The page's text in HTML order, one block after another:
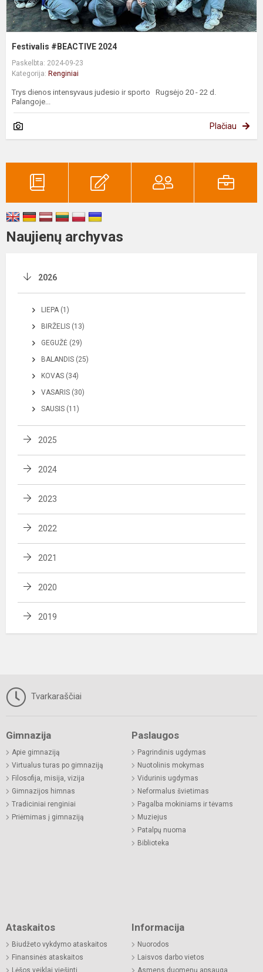
Festivalis #BEACTIVE 2024
Paskelbta: 2024-09-23
Kategorija: Renginiai
Trys dienos intensyvaus judesio ir sporto Rugsėjo 20 - 22 d.
Palangoje...
Plačiau
Naujienų archyvas
2026
LIEPA (1)
BIRŽELIS (13)
GEGUŽĖ (29)
BALANDIS (25)
KOVAS (34)
VASARIS (30)
SAUSIS (11)
2025
2024
2023
2022
2021
2020
2019
Tvarkaraščiai
Gimnazija
Apie gimnaziją
Virtualus turas po gimnaziją
Filosofija, misija, vizija
Gimnazijos himnas
Tradiciniai renginiai
Priėmimas į gimnaziją
Paslaugos
Pagrindinis ugdymas
Nuotolinis mokymas
Vidurinis ugdymas
Neformalus švietimas
Pagalba mokiniams ir tėvams
Muziejus
Patalpų nuoma
Biblioteka
Ataskaitos
Biudžeto vykdymo ataskaitos
Finansinės ataskaitos
Lėšos veiklai viešinti
Informacija
Nuorodos
Laisvos darbo vietos
Asmens duomenų apsauga